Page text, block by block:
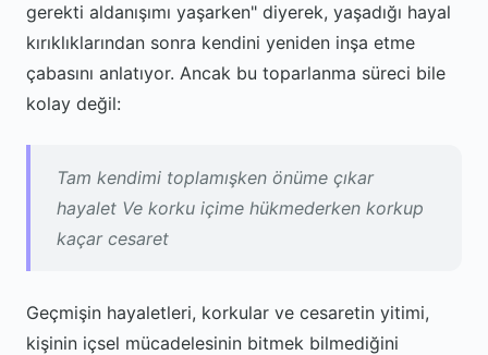
gerekti aldanışımı yaşarken" diyerek, yaşadığı hayal
kırıklıklarından sonra kendini yeniden inşa etme
çabasını anlatıyor. Ancak bu toparlanma süreci bile
kolay değil:
Tam kendimi toplamışken önüme çıkar
hayalet Ve korku içime hükmederken korkup
kaçar cesaret
Geçmişin hayaletleri, korkular ve cesaretin yitimi,
kişinin içsel mücadelesinin bitmek bilmediğini